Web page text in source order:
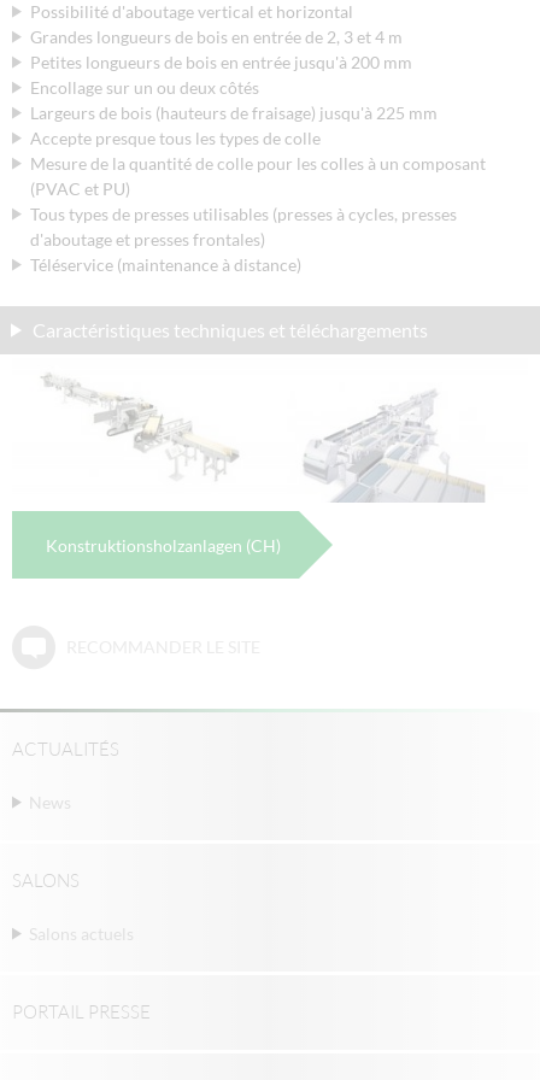
Possibilité d'aboutage vertical et horizontal
Grandes longueurs de bois en entrée de 2, 3 et 4 m
Petites longueurs de bois en entrée jusqu'à 200 mm
Encollage sur un ou deux côtés
Largeurs de bois (hauteurs de fraisage) jusqu'à 225 mm
Accepte presque tous les types de colle
Mesure de la quantité de colle pour les colles à un composant
(PVAC et PU)
Tous types de presses utilisables (presses à cycles, presses
d'aboutage et presses frontales)
Téléservice (maintenance à distance)
Caractéristiques techniques et téléchargements
Konstruktionsholzanlagen (CH)
ACTUALITÉS
News
SALONS
Salons actuels
PORTAIL PRESSE